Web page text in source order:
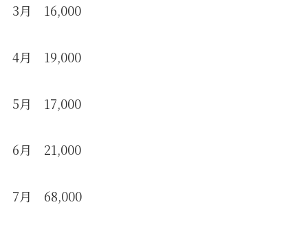
3月 16,000
4月 19,000
5月 17,000
6月 21,000
7月 68,000